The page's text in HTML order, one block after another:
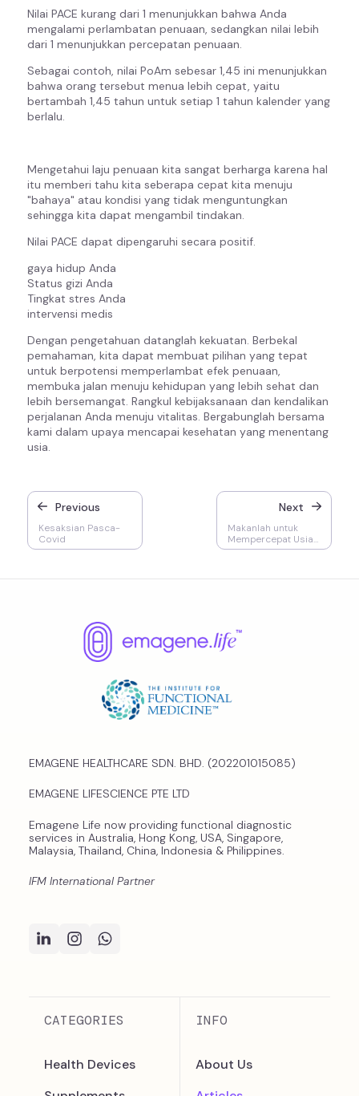
Nilai PACE kurang dari 1 menunjukkan bahwa Anda
mengalami perlambatan penuaan, sedangkan nilai lebih
dari 1 menunjukkan percepatan penuaan.
Sebagai contoh, nilai PoAm sebesar 1,45 ini menunjukkan
bahwa orang tersebut menua lebih cepat, yaitu
bertambah 1,45 tahun untuk setiap 1 tahun kalender yang
berlalu.
Mengetahui laju penuaan kita sangat berharga karena hal
itu memberi tahu kita seberapa cepat kita menuju
"bahaya" atau kondisi yang tidak menguntungkan
sehingga kita dapat mengambil tindakan.
Nilai PACE dapat dipengaruhi secara positif.
gaya hidup Anda
Status gizi Anda
Tingkat stres Anda
intervensi medis
Dengan pengetahuan datanglah kekuatan. Berbekal
pemahaman, kita dapat membuat pilihan yang tepat
untuk berpotensi memperlambat efek penuaan,
membuka jalan menuju kehidupan yang lebih sehat dan
lebih bersemangat. Rangkul kebijaksanaan dan kendalikan
perjalanan Anda menuju vitalitas. Bergabunglah bersama
kami dalam upaya mencapai kesehatan yang menentang
usia.
Previous
Kesaksian Pasca-
Covid
Next
Makanlah untuk
Mempercepat Usia
Biologis Anda
EMAGENE HEALTHCARE SDN. BHD. (202201015085)
EMAGENE LIFESCIENCE PTE LTD
Emagene Life now providing functional diagnostic
services in Australia, Hong Kong, USA, Singapore,
Malaysia, Thailand, China, Indonesia & Philippines.
IFM International Partner
CATEGORIES
Health Devices
INFO
About Us